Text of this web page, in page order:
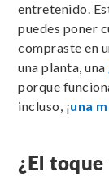
entretenido.
puedes poner
compraste en
una planta, una
porque
incluso, ¡una
¿El toque